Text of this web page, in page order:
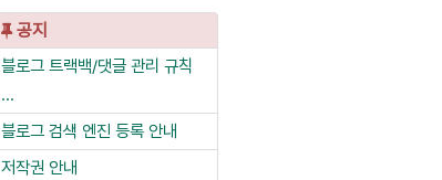
공지
블로그 트랙백/댓글 관리 규칙
...
블로그 검색 엔진 등록 안내
저작권 안내